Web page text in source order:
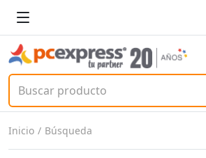
Inicio Búsqueda